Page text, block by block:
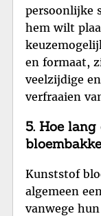
persoonlijke
hem wilt
en formaat,
veelzijdige
verfraaien
5. Hoe
Kunststof
algemeen
vanwege